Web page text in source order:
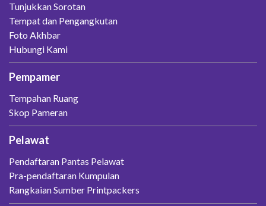
Tunjukkan Sorotan
Tempat dan Pengangkutan
Foto Akhbar
Hubungi Kami
Pempamer
Tempahan Ruang
Skop Pameran
Pelawat
Pendaftaran Pantas Pelawat
Pra-pendaftaran Kumpulan
Rangkaian Sumber Printpackers